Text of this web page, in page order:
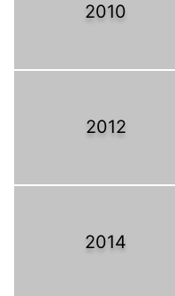
2010
2012
2014